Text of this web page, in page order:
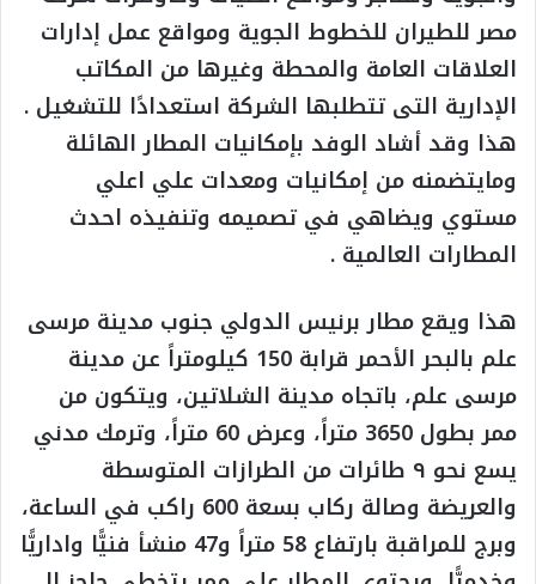
مصر للطيران للخطوط الجوية ومواقع عمل إدارات
العلاقات العامة والمحطة وغيرها من المكاتب
الإدارية التى تتطلبها الشركة استعدادًا للتشغيل .
هذا وقد أشاد الوفد بإمكانيات المطار الهائلة
ومايتضمنه من إمكانيات ومعدات علي اعلي
مستوي ويضاهي في تصميمه وتنفيذه احدث
المطارات العالمية .
هذا ويقع مطار برنيس الدولي جنوب مدينة مرسى
علم بالبحر الأحمر قرابة 150 كيلومتراً عن مدينة
مرسى علم، باتجاه مدينة الشلاتين، ويتكون من
ممر بطول 3650 متراً، وعرض 60 متراً، وترمك مدني
يسع نحو ٩ طائرات من الطرازات المتوسطة
والعريضة وصالة ركاب بسعة 600 راكب في الساعة،
وبرج للمراقبة بارتفاع 58 متراً و47 منشأ فنيًّا واداريًّا